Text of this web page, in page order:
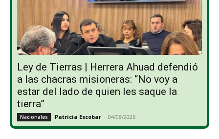
Ley de Tierras | Herrera Ahuad defendió
a las chacras misioneras: “No voy a
estar del lado de quien les saque la
tierra”
Nacionales Patricia Escobar - 04/08/2026